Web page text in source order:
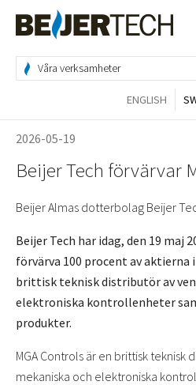
Hem
ENGLISH
Våra verksamheter
2026-05-19
Beijer Tech förvärvar
Beijer Almas dotterbolag Beijer
Beijer Tech har idag, den 19 maj
förvärva 100 procent av aktierna
brittisk teknisk distributör av
elektroniska kontrollenheter
produkter.
MGA Controls är en brittisk teknisk
mekaniska och elektroniska